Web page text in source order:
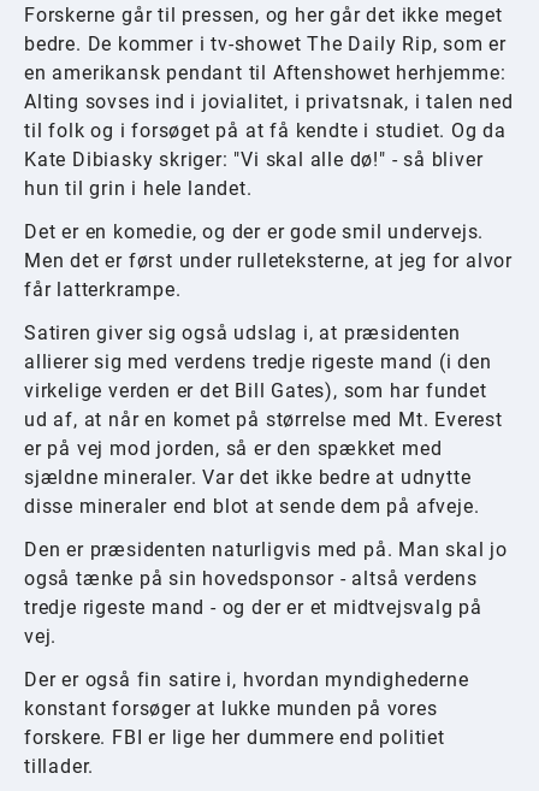
Forskerne går til pressen, og her går det ikke meget
bedre. De kommer i tv-showet The Daily Rip, som er
en amerikansk pendant til Aftenshowet herhjemme:
Alting sovses ind i jovialitet, i privatsnak, i talen ned
til folk og i forsøget på at få kendte i studiet. Og da
Kate Dibiasky skriger: "Vi skal alle dø!" - så bliver
hun til grin i hele landet.
Det er en komedie, og der er gode smil undervejs.
Men det er først under rulleteksterne, at jeg for alvor
får latterkrampe.
Satiren giver sig også udslag i, at præsidenten
allierer sig med verdens tredje rigeste mand (i den
virkelige verden er det Bill Gates), som har fundet
ud af, at når en komet på størrelse med Mt. Everest
er på vej mod jorden, så er den spækket med
sjældne mineraler. Var det ikke bedre at udnytte
disse mineraler end blot at sende dem på afveje.
Den er præsidenten naturligvis med på. Man skal jo
også tænke på sin hovedsponsor - altså verdens
tredje rigeste mand - og der er et midtvejsvalg på
vej.
Der er også fin satire i, hvordan myndighederne
konstant forsøger at lukke munden på vores
forskere. FBI er lige her dummere end politiet
tillader.